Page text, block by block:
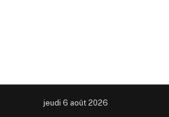
jeudi 6 août 2026